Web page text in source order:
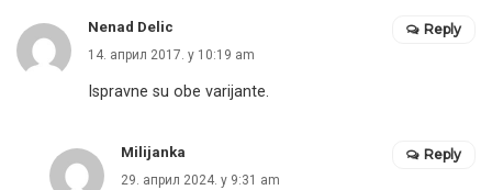
Nenad Delic
14. април 2017. у 10:19 am
Ispravne su obe varijante.
Reply
Milijanka
29. април 2024. у 9:31 am
Reply